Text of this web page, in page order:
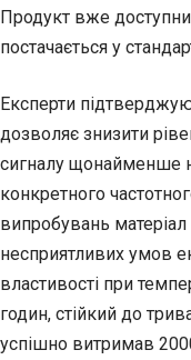
Продукт вже
постачається у
Експерти
дозволяє знизити
сигналу щонайменше
конкретного
випробувань матеріал
несприятливих умов
властивості при
годин, стійкий до
успішно витримав